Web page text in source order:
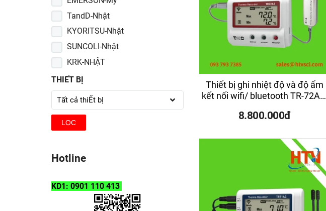
Thiết bị ghi nhiệt độ và độ ẩm
kết nối wifi/ bluetooth TR-72A2-
8.800.000đ
TandD-Nhật
KYORITSU-Nhật
SUNCOLI-Nhật
KRK-NHẬT
3M
KOCOUR-MỸ
LAKELAND-Mỹ
Dupont - Mỹ
Merck - Đức
ADVANTEC- Nhật
AS ONE
THIẾT BỊ
LỌC
Hotline
KD1: 0901 110 413